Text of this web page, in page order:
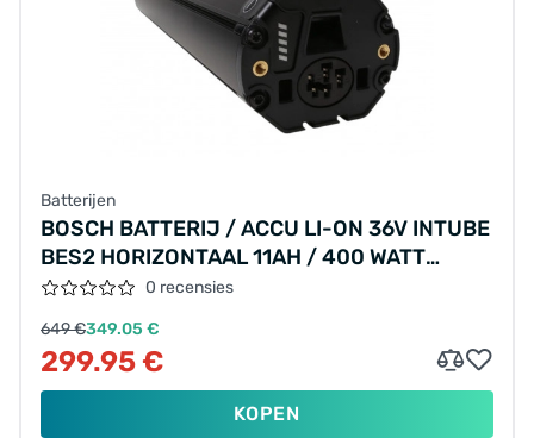
Batterijen
BOSCH BATTERIJ / ACCU LI-ON 36V INTUBE
BES2 HORIZONTAAL 11AH / 400 WATT
BBP282 275.007.555
0 recensies
649 €349.05 €
299.95 €
KOPEN